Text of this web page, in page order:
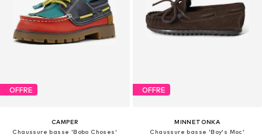
OFFRE
CAMPER
Chaussure basse 'Bobo Choses'
OFFRE
MINNETONKA
Chaussure basse 'Boy's Moc'